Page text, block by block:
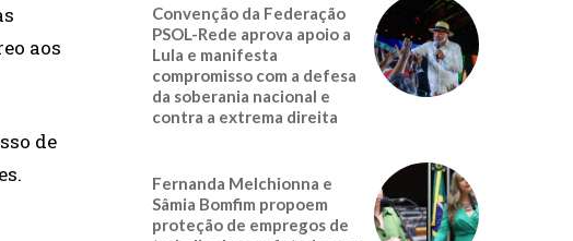
aos
de
Convenção da Federação
PSOL-Rede aprova apoio a
Lula e manifesta
compromisso com a defesa
da soberania nacional e
contra a extrema direita
Fernanda Melchionna e
Sâmia Bomfim propoem
proteção de empregos de